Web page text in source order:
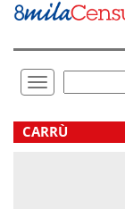
Vai
direttamente
Toggle
navigation
.
CARRÙ